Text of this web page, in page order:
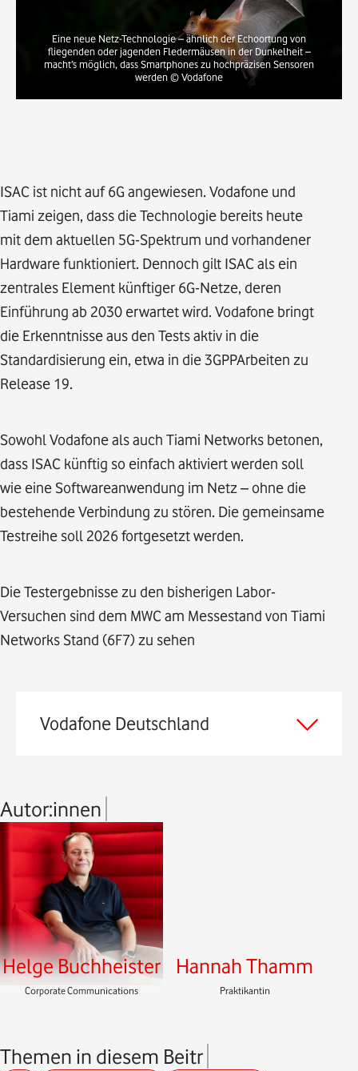
Eine neue Netz-Technologie – ähnlich der Echoortung von
fliegenden oder jagenden Fledermäusen in der Dunkelheit –
macht’s möglich, dass Smartphones zu hochpräzisen Sensoren
werden© Vodafone
ISAC ist nicht auf 6G angewiesen. Vodafone und
Tiami zeigen, dass die Technologie bereits heute
mit dem aktuellen 5G-Spektrum und vorhandener
Hardware funktioniert. Dennoch gilt ISAC als ein
zentrales Element künftiger 6G-Netze, deren
Einführung ab 2030 erwartet wird. Vodafone bringt
die Erkenntnisse aus den Tests aktiv in die
Standardisierung ein, etwa in die 3GPPArbeiten zu
Release 19.
Sowohl Vodafone als auch Tiami Networks betonen,
dass ISAC künftig so einfach aktiviert werden soll
wie eine Softwareanwendung im Netz – ohne die
bestehende Verbindung zu stören. Die gemeinsame
Testreihe soll 2026 fortgesetzt werden.
Die Testergebnisse zu den bisherigen Labor-
Versuchen sind dem MWC am Messestand von Tiami
Networks Stand (6F7) zu sehen
Vodafone Deutschland
Autor:innen
Helge Buchheister
Corporate Communications
Hannah Thamm
Praktikantin
Themen in diesem Beitrag